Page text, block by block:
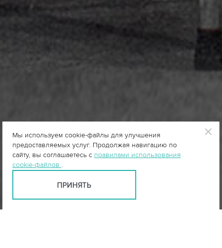
Мы используем cookie-файлы для улучшения
предоставляемых услуг. Продолжая навигацию по
сайту, вы соглашаетесь с правилами использования
cookie-файлов .
ПРИНЯТЬ